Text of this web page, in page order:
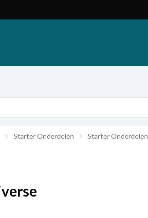
Starter Onderdelen Starter Onderdelen